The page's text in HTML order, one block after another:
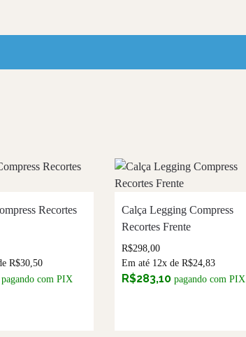
Recortes
R$30,50
pagando com PIX
Calça Legging Compress
Recortes Frente
R$298,00
Em até 12x de R$24,83
R$283,10 pagando com PIX